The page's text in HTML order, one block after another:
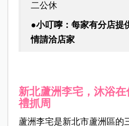
二公休
●小叮嚀：每家有分店提
情請洽店家
新北蘆洲李宅，沐浴
禮抓周
蘆洲李宅是新北市蘆洲區的